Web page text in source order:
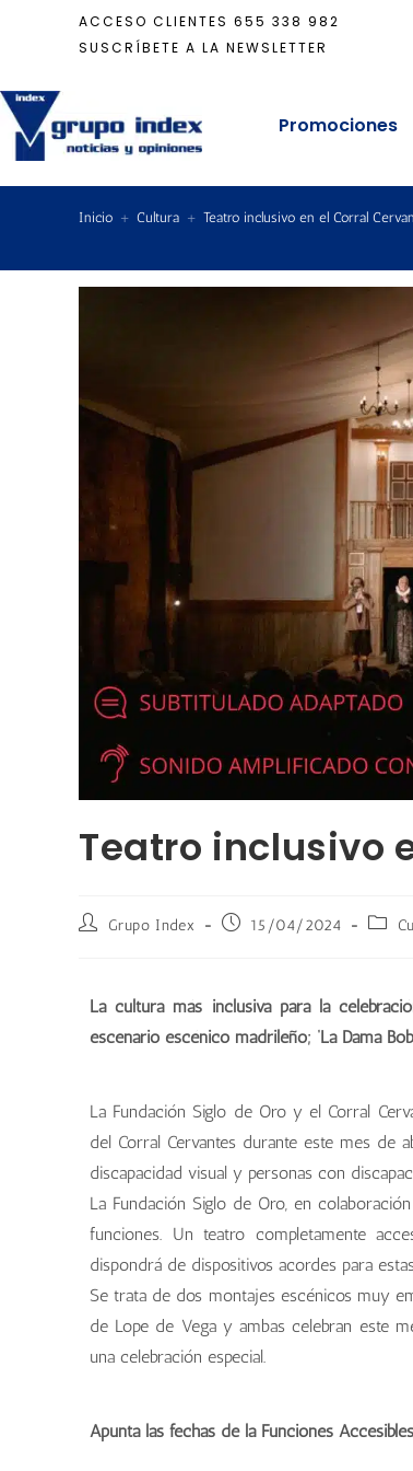
ACCESO CLIENTES 655 338 982
SUSCRÍBETE A LA NEWSLETTER
Promociones
Inicio + Cultura + Teatro inclusivo en el Corral
Teatro inclusivo
Grupo Index 15/04/2024
La cultura más inclusiva para la
escenario escénico madrileño; ‘La Dama
La Fundación Siglo de Oro y el Corral
del Corral Cervantes durante este mes de
discapacidad visual y personas con
La Fundación Siglo de Oro, en
funciones. Un teatro completamente
dispondrá de dispositivos acordes para
Se trata de dos montajes escénicos muy
de Lope de Vega y ambas celebran este
una celebración especial.
Apunta las fechas de la Funciones